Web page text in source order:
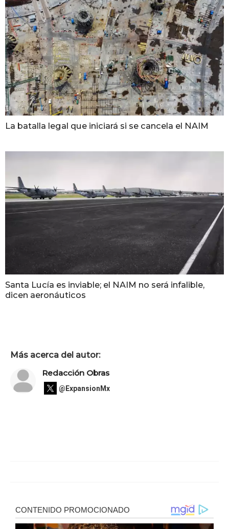
La batalla legal que iniciará si se cancela el NAIM
Santa Lucía es inviable; el NAIM no será infalible,
dicen aeronáuticos
Más acerca del autor:
Redacción Obras
@ExpansionMx